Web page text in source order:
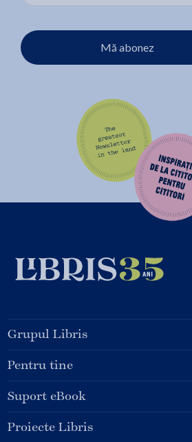
Mă abonez
Grupul Libris
Pentru tine
Suport eBook
Proiecte Libris